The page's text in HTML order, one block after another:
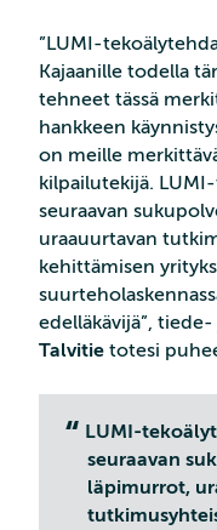
”LUMI-
Kajaanille todella
tehneet tässä
hankkeen
on meille
kilpailutekijä.
seuraavan
uraauurtavan
kehittämisen
edelläkävijä”,
Talvitie totesi
LUMI-
seuraavan
läpimurrot,